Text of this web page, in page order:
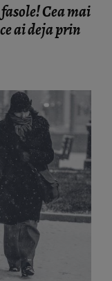
Cea mai
ai deja prin